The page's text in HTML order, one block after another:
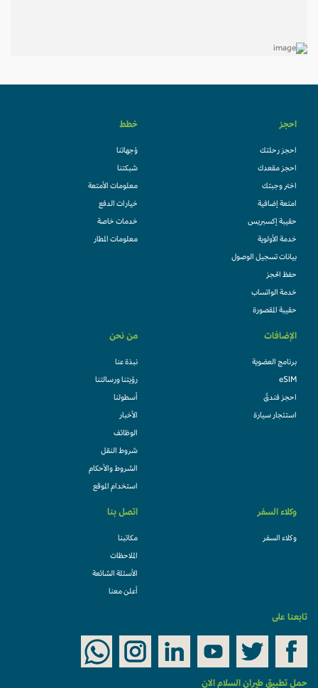
احجز
احجز رحلتك
احجز مقعدك
اختر وجبتك
امتعة إضافية
حقيبة إكسبريس
خدمة الأولوية
بيانات تسجيل الوصول
حفظ الحجز
خدمة الواتساب
حقيبة المقصورة
خطط
وُجهاتنا
شبكتنا
معلومات الأمتعة
خيارات الدفع
خدمات خاصة
معلومات المطار
الإضافات
برنامج العضوية
eSIM
احجز فندقً
استئجار سيارة
من نحن
نبذة عنا
رؤيتنا ورسالتنا
أسطولنا
الأخبار
الوظائف
شروط النقل
الشروط والأحكام
استخدام الموقع
وكلاء السفر
وكلاء السفر
اتصل بنا
مكاتبنا
الملاحظات
الأسئلة الشائعة
أعلن معنا
تابعنا على
حمل تطبيق طيران السلام الان